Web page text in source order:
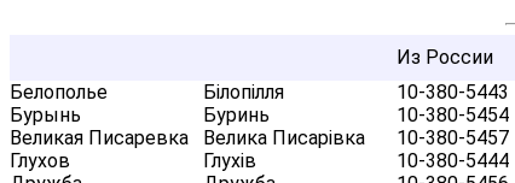
Из России
Белополье
Білопілля 10-380-5443
Бурынь
Буринь 10-380-5454
Великая Писаревка
Велика Писарівка 10-380-5457
Глухов
Глухів 10-380-5444